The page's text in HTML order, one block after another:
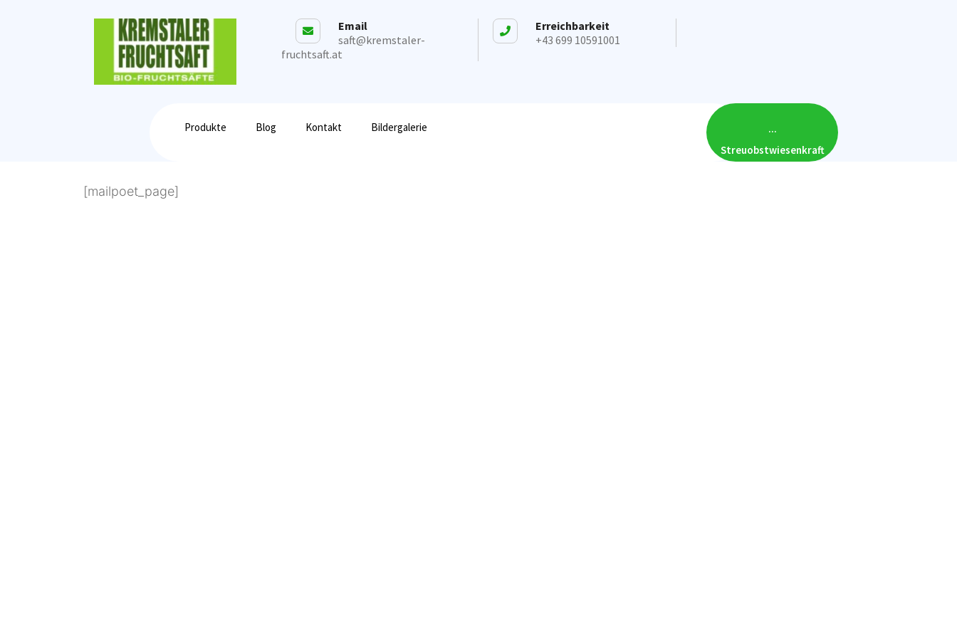
Email
saft@kremstaler-
fruchtsaft.at
Erreichbarkeit
+43 699 10591001
Produkte Blog Kontakt Bildergalerie
...
Streuobstwiesenkraft
[mailpoet_page]